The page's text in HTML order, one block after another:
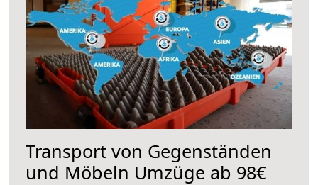
Transport von Gegenständen
und Möbeln Umzüge ab 98€